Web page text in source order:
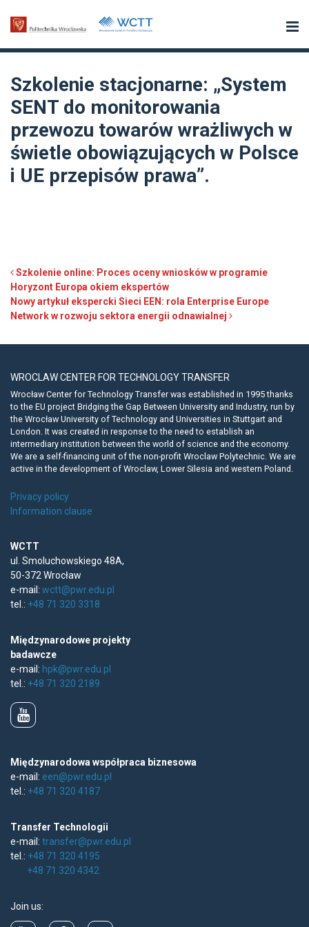
Szkolenie stacjonarne: „System
SENT do monitorowania
przewozu towarów wrażliwych w
świetle obowiązujących w Polsce
i UE przepisów prawa”.
Post navigation
Szkolenie online: Proces oceny wniosków w programie
Horyzont Europa okiem ekspertów
Nowy artykuł ekspercki Sieci EEN: rola Enterprise Europe
Network w rozwoju sektora energii odnawialnej
WROCLAW CENTER FOR TECHNOLOGY TRANSFER
Wrocław Center for Technology Transfer was established in 1995 thanks
to the EU project Bridging the Gap Between University and Industry, run by
the Wrocław University of Technology and Universities in Stuttgart and
London. It was created in response to the need to establish an
intermediary institution between the world of science and the economy.
We are a self-financing unit of the non-profit Wroclaw Polytechnic. We are
active in the development of Wroclaw, Lower Silesia and western Poland.
Privacy policy
Information clause
WCTT
ul. Smoluchowskiego 48A,
50-372 Wrocław
e-mail: wctt@pwr.edu.pl
tel.: +48 71 320 3318
Międzynarodowe projekty
badawcze
e-mail: hpk@pwr.edu.pl
tel.: +48 71 320 2189
Międzynarodowa współpraca biznesowa
e-mail: een@pwr.edu.pl
tel.: +48 71 320 4187
Transfer Technologii
e-mail: transfer@pwr.edu.pl
tel.: +48 71 320 4195
+48 71 320 4342
Join us: